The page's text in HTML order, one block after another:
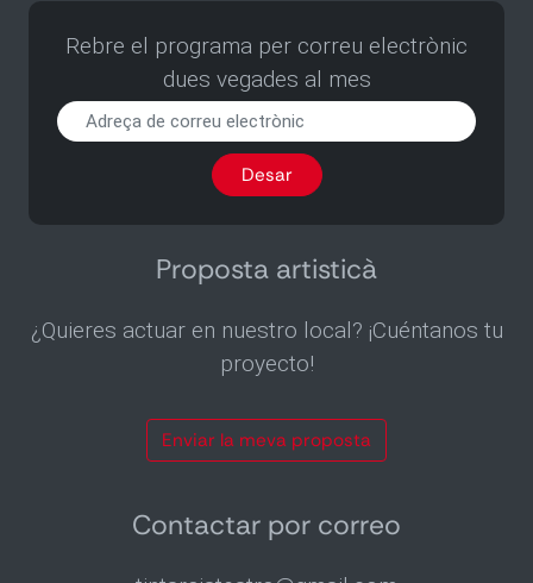
Rebre el programa per correu electrònic
dues vegades al mes
Rebre
programa
per
vegades
mes
Desar
Proposta artisticà
¿Quieres actuar en nuestro local? ¡Cuéntanos tu
proyecto!
Enviar la meva proposta
Contactar por correo